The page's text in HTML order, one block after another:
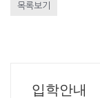
목록보기
입학안내